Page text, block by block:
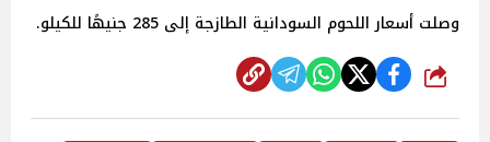
وصلت أسعار اللحوم السودانية الطازجة إلى 285 جنيهًا للكيلو.
شارك